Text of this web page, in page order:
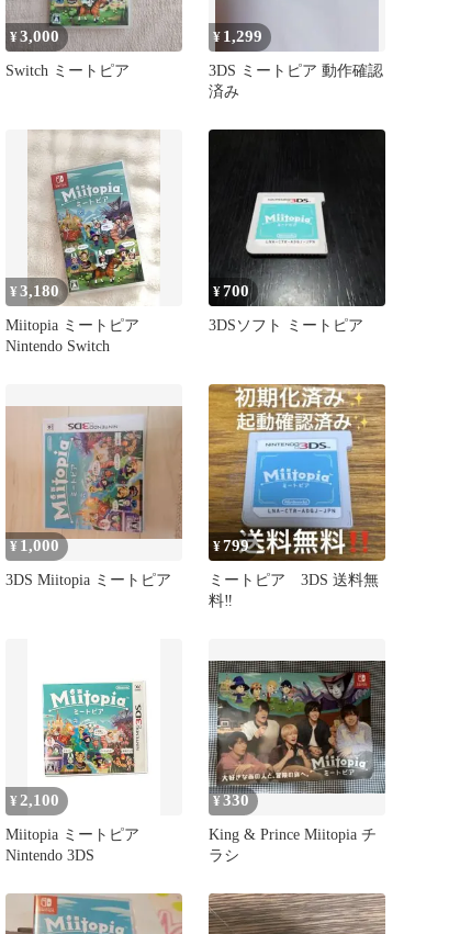
¥3,000
Switch ミートピア
¥ 1,299
3DS ミートピア 動作確認
済み
¥3,180
Miitopia ミートピア
Nintendo Switch
¥700
3DSソフト ミートピア
¥ 1,000
3DS Miitopia ミートピア
¥799
ミートピア 3DS 送料無
料‼️
¥ 2,100
Miitopia ミートピア
Nintendo 3DS
¥330
King & Prince Miitopia チ
ラシ